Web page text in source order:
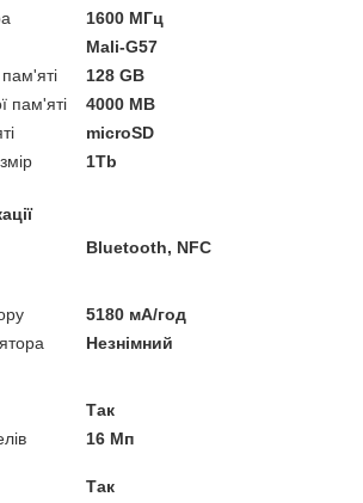
1600 МГц
Mali-G57
128 GB
пам'яті
4000 MB
microSD
1Tb
Bluetooth, NFC
5180 мА/год
Незнімний
Так
16 Мп
Так